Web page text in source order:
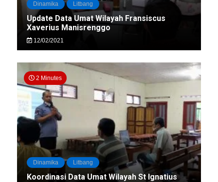
Dinamika Litbang
Update Data Umat Wilayah Fransiscus
Xaverius Manisrenggo
12/02/2021
2 Minutes
Dinamika Litbang
Koordinasi Data Umat Wilayah St Ignatius